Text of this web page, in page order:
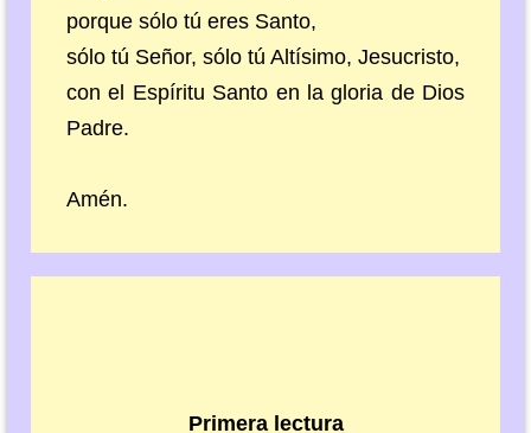
porque sólo tú eres Santo,
sólo tú Señor, sólo tú Altísimo, Jesucristo,
con el Espíritu Santo en la gloria de Dios
Padre.
Amén.
Primera lectura